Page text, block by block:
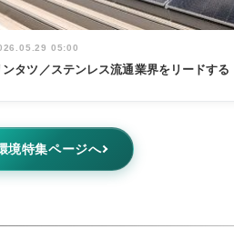
05:00
ンタツ／ステンレス流通業界をリードする
境特集ページへ